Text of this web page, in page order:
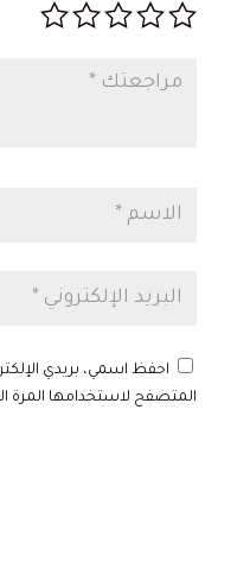
احفظ اسمي، بريدي
المتصفح لاستخدامها المرة